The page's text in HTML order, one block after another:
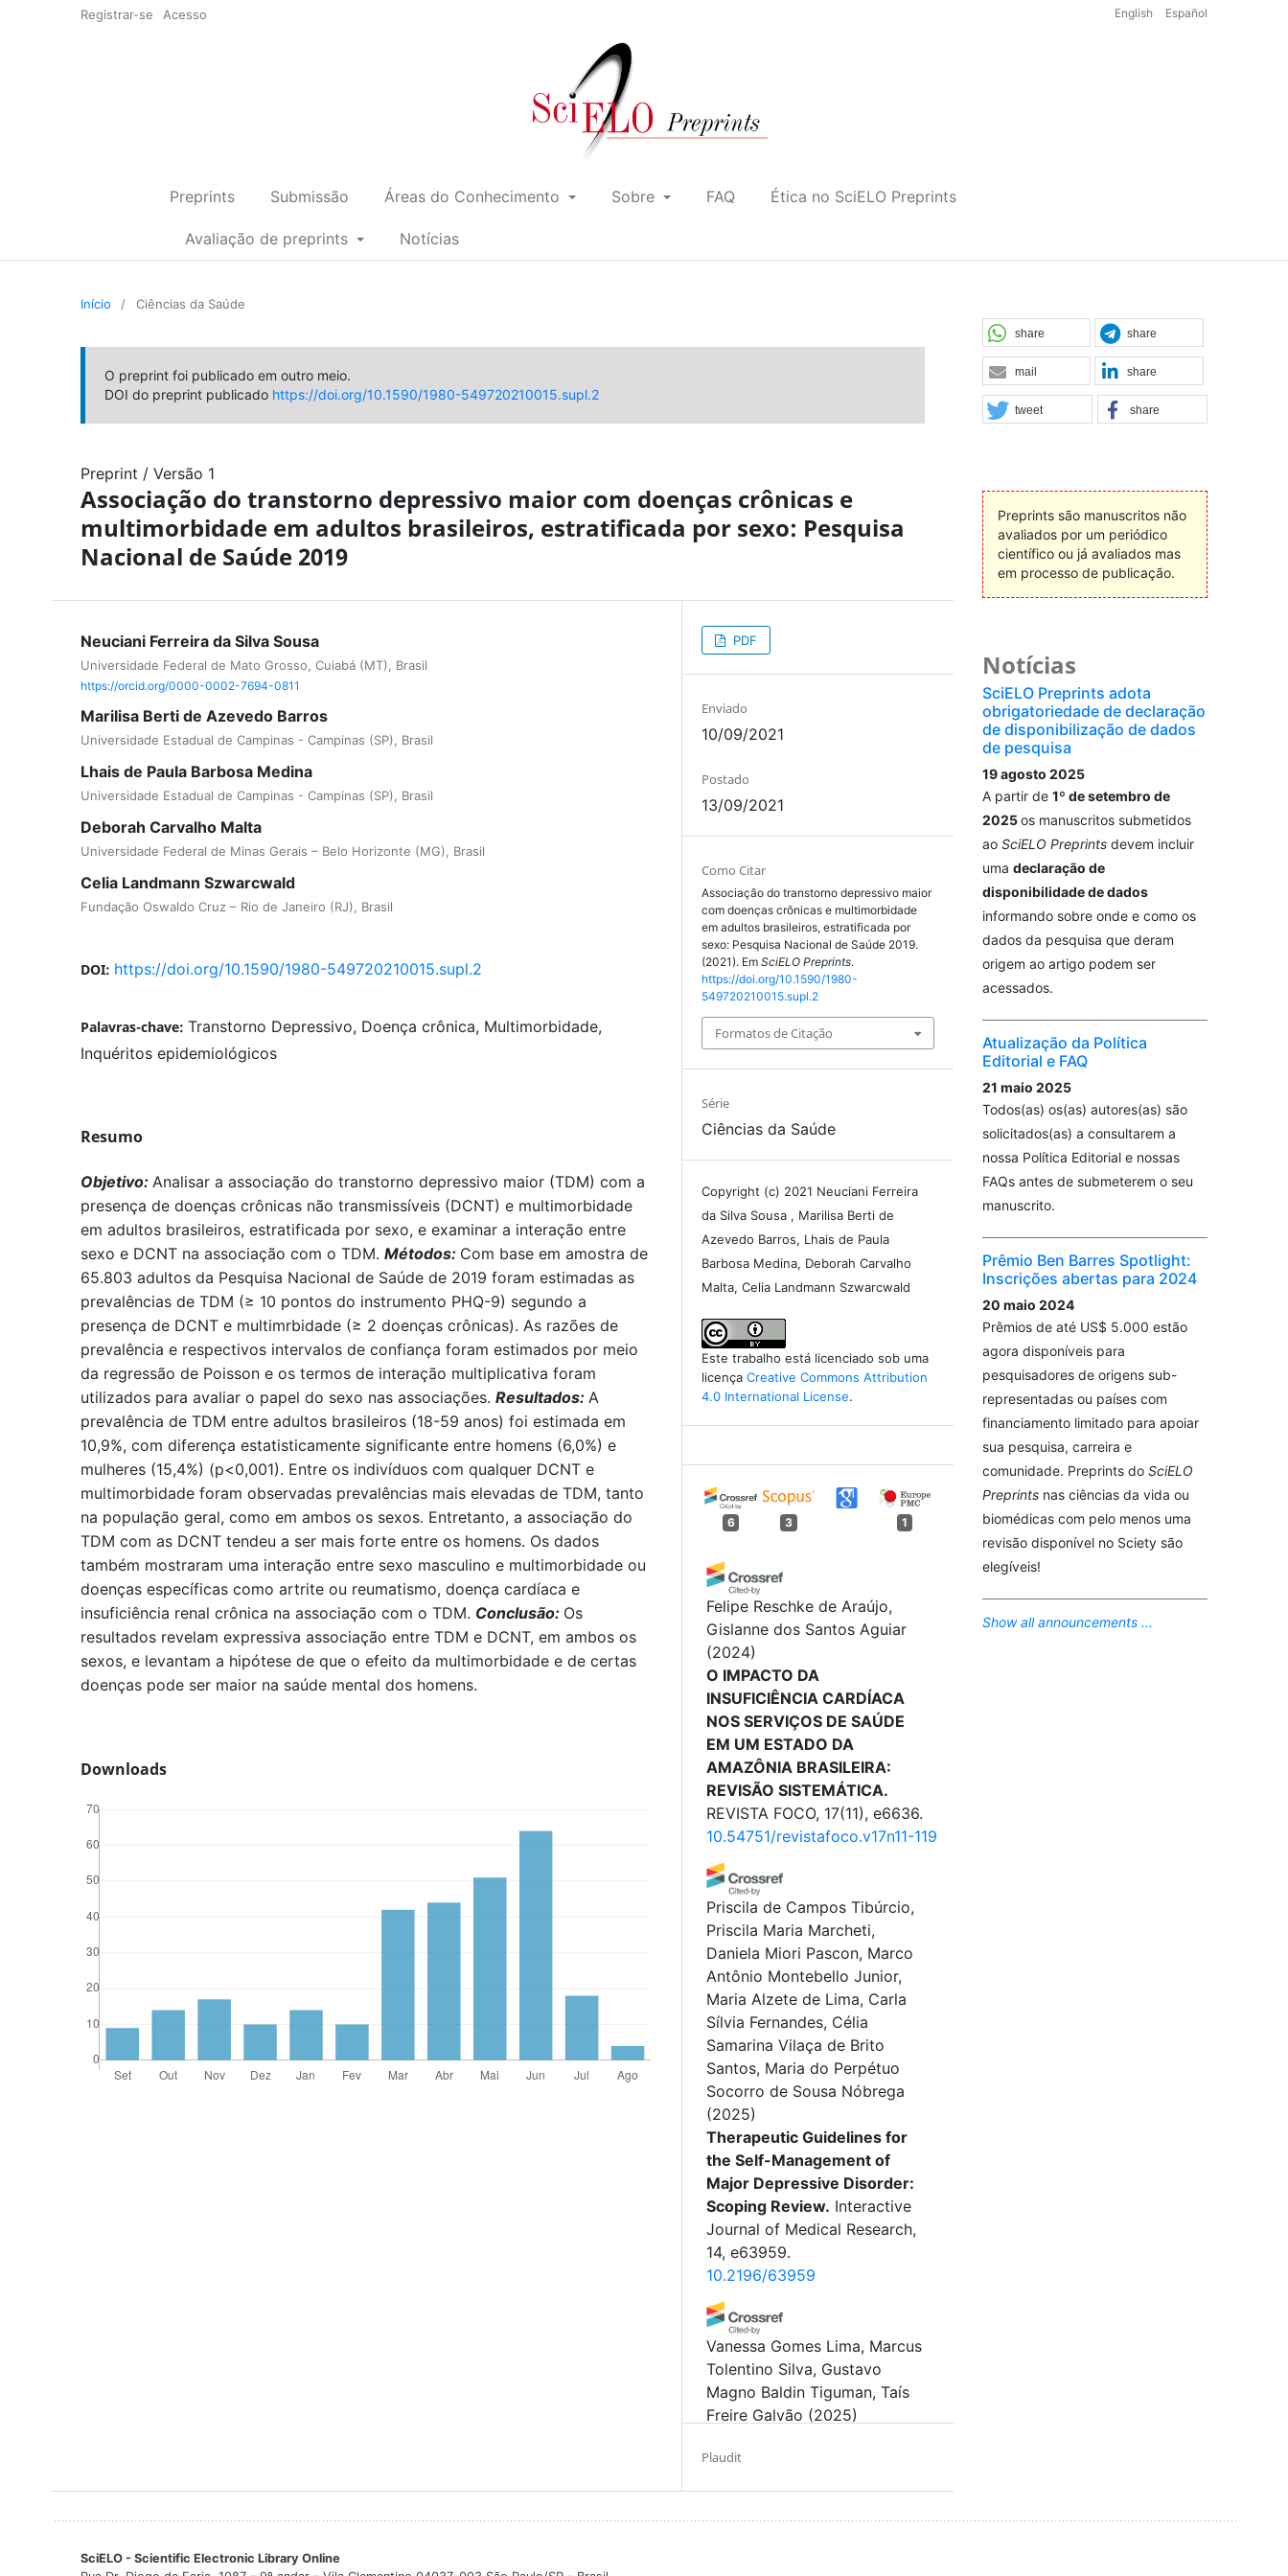
Registrar-se Acesso English Español
Preprints Submissão Áreas do Conhecimento Sobre FAQ Ética no SciELO Preprints
Avaliação de preprints Notícias
Início / Ciências da Saúde
O preprint foi publicado em outro meio.
DOI do preprint publicado https://doi.org/10.1590/1980-549720210015.supl.2
Preprint / Versão 1
Associação do transtorno depressivo maior com doenças crônicas e
multimorbidade em adultos brasileiros, estratificada por sexo: Pesquisa
Nacional de Saúde 2019
Neuciani Ferreira da Silva Sousa
Universidade Federal de Mato Grosso, Cuiabá (MT), Brasil
https://orcid.org/0000-0002-7694-0811
Marilisa Berti de Azevedo Barros
Universidade Estadual de Campinas - Campinas (SP), Brasil
Lhais de Paula Barbosa Medina
Universidade Estadual de Campinas - Campinas (SP), Brasil
Deborah Carvalho Malta
Universidade Federal de Minas Gerais – Belo Horizonte (MG), Brasil
Celia Landmann Szwarcwald
Fundação Oswaldo Cruz – Rio de Janeiro (RJ), Brasil
DOI: https://doi.org/10.1590/1980-549720210015.supl.2
Palavras-chave: Transtorno Depressivo, Doença crônica, Multimorbidade,
Inquéritos epidemiológicos
Resumo
Objetivo: Analisar a associação do transtorno depressivo maior (TDM) com a
presença de doenças crônicas não transmissíveis (DCNT) e multimorbidade
em adultos brasileiros, estratificada por sexo, e examinar a interação entre
sexo e DCNT na associação com o TDM. Métodos: Com base em amostra de
65.803 adultos da Pesquisa Nacional de Saúde de 2019 foram estimadas as
prevalências de TDM (≥ 10 pontos do instrumento PHQ-9) segundo a
presença de DCNT e multimrbidade (≥ 2 doenças crônicas). As razões de
prevalência e respectivos intervalos de confiança foram estimados por meio
da regressão de Poisson e os termos de interação multiplicativa foram
utilizados para avaliar o papel do sexo nas associações. Resultados: A
prevalência de TDM entre adultos brasileiros (18-59 anos) foi estimada em
10,9%, com diferença estatisticamente significante entre homens (6,0%) e
mulheres (15,4%) (p<0,001). Entre os indivíduos com qualquer DCNT e
multimorbidade foram observadas prevalências mais elevadas de TDM, tanto
na população geral, como em ambos os sexos. Entretanto, a associação do
TDM com as DCNT tendeu a ser mais forte entre os homens. Os dados
também mostraram uma interação entre sexo masculino e multimorbidade ou
doenças específicas como artrite ou reumatismo, doença cardíaca e
insuficiência renal crônica na associação com o TDM. Conclusão: Os
resultados revelam expressiva associação entre TDM e DCNT, em ambos os
sexos, e levantam a hipótese de que o efeito da multimorbidade e de certas
doenças pode ser maior na saúde mental dos homens.
Downloads
PDF
Enviado
10/09/2021
Postado
13/09/2021
Como Citar
Associação do transtorno depressivo maior
com doenças crônicas e multimorbidade
em adultos brasileiros, estratificada por
sexo: Pesquisa Nacional de Saúde 2019.
(2021). EmSciELO Preprints.
https://doi.org/10.1590/1980-
549720210015.supl.2
Formatos de Citação
Série
Ciências da Saúde
Copyright (c) 2021 Neuciani Ferreira
da Silva Sousa , Marilisa Berti de
Azevedo Barros, Lhais de Paula
Barbosa Medina, Deborah Carvalho
Malta, Celia Landmann Szwarcwald
Este trabalho está licenciado sob uma
licençaCreative Commons Attribution
4.0 International License.
6 3 1
Felipe Reschke de Araújo,
Gislanne dos Santos Aguiar
(2024)
O IMPACTO DA
INSUFICIÊNCIA CARDÍACA
NOS SERVIÇOS DE SAÚDE
EM UM ESTADO DA
AMAZÔNIA BRASILEIRA:
REVISÃO SISTEMÁTICA.
REVISTA FOCO, 17(11), e6636.
10.54751/revistafoco.v17n11-119
Priscila de Campos Tibúrcio,
Priscila Maria Marcheti,
Daniela Miori Pascon, Marco
Antônio Montebello Junior,
Maria Alzete de Lima, Carla
Sílvia Fernandes, Célia
Samarina Vilaça de Brito
Santos, Maria do Perpétuo
Socorro de Sousa Nóbrega
(2025)
Therapeutic Guidelines for
the Self-Management of
Major Depressive Disorder:
Scoping Review. Interactive
Journal of Medical Research,
14, e63959.
10.2196/63959
Vanessa Gomes Lima, Marcus
Tolentino Silva, Gustavo
Magno Baldin Tiguman, Taís
Freire Galvão (2025)
severe anxiety and
Plaudit
share share
mail share
tweet share
Preprints são manuscritos não
avaliados por um periódico
científico ou já avaliados mas
em processo de publicação.
Notícias
SciELO Preprints adota
obrigatoriedade de declaração
de disponibilização de dados
de pesquisa
19 agosto 2025
A partir de 1º de setembro de
2025os manuscritos submetidos
ao SciELO Preprintsdevem incluir
uma declaração de
disponibilidade de dados
informando sobre onde e como os
dados da pesquisa que deram
origem ao artigo podem ser
acessados.
Atualização da Política
Editorial e FAQ
21 maio 2025
Todos(as) os(as) autores(as) são
solicitados(as) a consultarem a
nossa Política Editorial e nossas
FAQs antes de submeterem o seu
manuscrito.
Prêmio Ben Barres Spotlight:
Inscrições abertas para 2024
20 maio 2024
Prêmios de até US$ 5.000 estão
agora disponíveis para
pesquisadores de origens sub-
representadas ou países com
financiamento limitado para apoiar
sua pesquisa, carreira e
comunidade. Preprints do SciELO
Preprintsnas ciências da vida ou
biomédicas com pelo menos uma
revisão disponível no Sciety são
elegíveis!
Show all announcements ...
SciELO - Scientific Electronic Library Online